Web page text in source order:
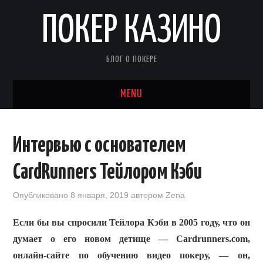
ПОКЕР КАЗИНО
БЛОГ О ПОКЕРЕ
MENU
СОВЕТЫ ПО ПОКЕРУ
ПОКЕР ОТ 2 ДО А
Интервью с основателем
CardRunners Тейлором Кэби
Опубликовано8 января, 2019 автором Zena
Если бы вы спросили Тейлора Кэби в 2005 году, что он
думает о его новом детище — Cardrunners.com,
онлайн-сайте по обучению видео покеру, — он,